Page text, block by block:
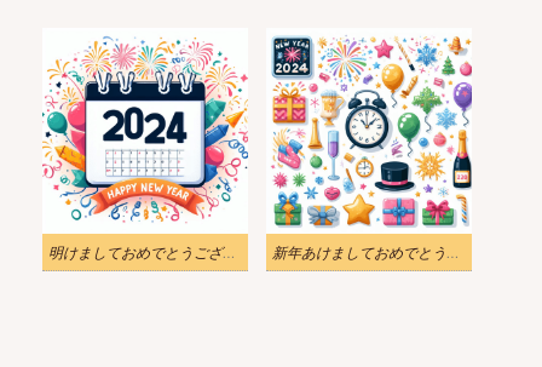
明けましておめでとうございます 2024 カレンダー イラスト 新年あけましておめでとうございます 2024 イラスト PNG ダウンロード